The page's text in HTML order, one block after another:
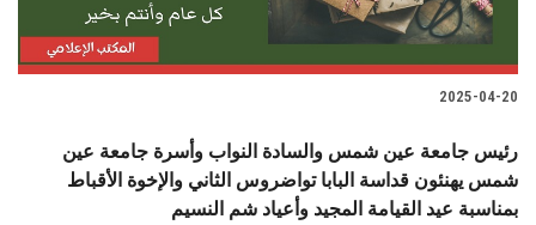
2025-04-20
رئيس جامعة عين شمس والسادة النواب وأسرة جامعة عين
شمس يهنئون قداسة البابا تواضروس الثاني والإخوة الأقباط
بمناسبة عيد القيامة المجيد وأعياد شم النسيم